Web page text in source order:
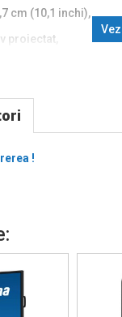
cm (10,1 inchi),
proiectat,
mm
!